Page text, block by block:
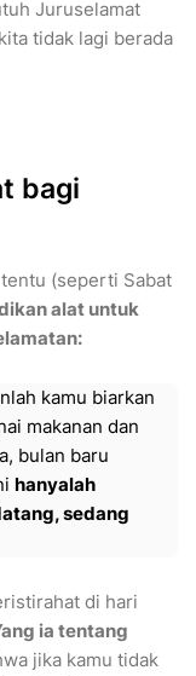
Juruselamat
tidak lagi berada
bagi
(seperti Sabat
alat untuk
kamu biarkan
makanan dan
bulan baru
hanyalah
sedang
di hari
ia tentang
jika kamu tidak